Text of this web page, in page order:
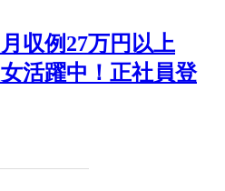
収例27万円以上
活躍中！正社員登